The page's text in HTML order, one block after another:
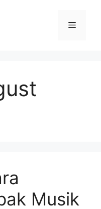
Menu
Musik